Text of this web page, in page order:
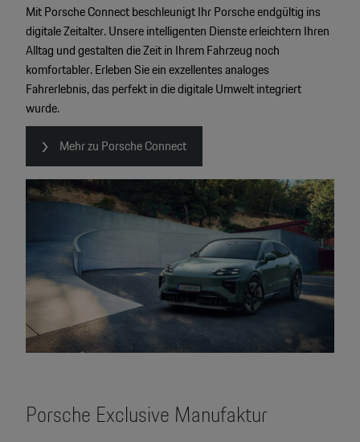
Mit Porsche Connect beschleunigt Ihr Porsche endgültig ins
digitale Zeitalter. Unsere intelligenten Dienste erleichtern Ihren
Alltag und gestalten die Zeit in Ihrem Fahrzeug noch
komfortabler. Erleben Sie ein exzellentes analoges
Fahrerlebnis, das perfekt in die digitale Umwelt integriert
wurde.
Mehr zu Porsche Connect
Porsche Exclusive Manufaktur